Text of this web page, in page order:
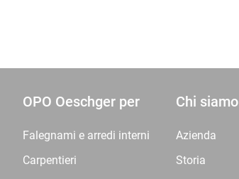
OPO Oeschger per
Falegnami e arredi interni
Carpentieri
Chi siamo
Azienda
Storia